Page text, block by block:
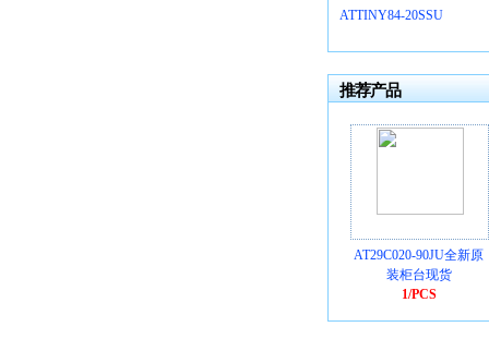
ATTINY84-20SSU
推荐产品
AT29C020-90JU全新原
装柜台现货
1/PCS